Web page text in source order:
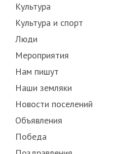
Культура
Культура и спорт
Люди
Мероприятия
Нам пишут
Наши земляки
Новости поселений
Объявления
Победа